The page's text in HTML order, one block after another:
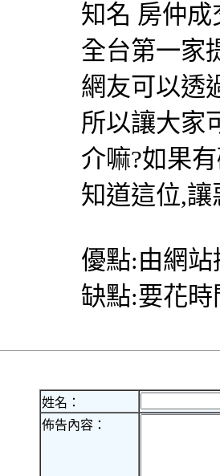
知名 房仲成
全台第一家
網友可以透
所以讓大家
介嘛?如果
知道這位,
優點:由網
缺點:要花
姓名：
佈告內容：